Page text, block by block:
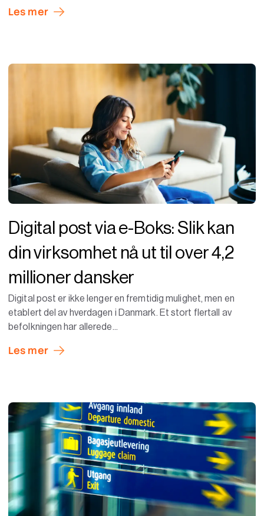
Les mer
Digital post via e-Boks: Slik kan
din virksomhet nå ut til over 4,2
millioner dansker
Digital post er ikke lenger en fremtidig mulighet, men en
etablert del av hverdagen i Danmark. Et stort flertall av
befolkningen har allerede...
Les mer